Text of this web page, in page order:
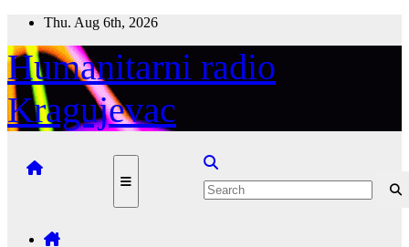
Skip
content
Thu. Aug 6th, 2026
Humanitarni radio
Kragujevac